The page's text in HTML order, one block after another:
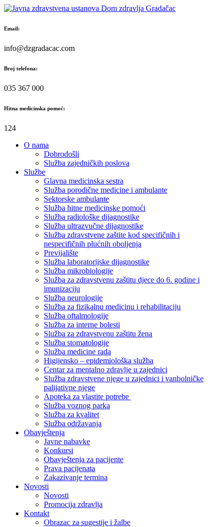
Skip
content
Email:
info@dzgradacac.com
Broj telefona:
035 367 000
Hitna medicinska pomoć:
124
O nama
Dobrodošli
Služba zajedničkih poslova
Službe
Glavna medicinska sestra
Služba porodične medicine i ambulante
Sektorske ambulante
Služba hitne medicinske pomoći
Služba radiološke dijagnostike
Služba ultrazvučne dijagnostike
Služba zdravstvene zaštite kod specifičnih i
nespecifičnih plućnih oboljenja
Previjalište
Služba laboratorijske dijagnostike
Služba mikrobiologije
Služba za zdravstvenu zaštitu djece do 6. godine i
imunizaciju
Služba neurologije
Služba za fizikalnu medicinu i rehabilitaciju
Služba oftalmologije
Služba za interne bolesti
Služba za zdravstvenu zaštitu žena
Služba stomatologije
Služba medicine rada
Higijensko – epidemiološka služba
Centar za mentalno zdravlje u zajednici
Služba zdravstvene njege u zajednici i vanbolničke
palijativne njege
Apoteka za vlastite potrebe
Služba voznog parka
Služba za kvalitet
Služba održavanja
Obavještenja
Javne nabavke
Konkursi
Obavještenja za pacijente
Prava pacijenata
Zakazivanje termina
Novosti
Novosti
Promocija zdravlja
Kontakt
Obrazac za sugestije i žalbe